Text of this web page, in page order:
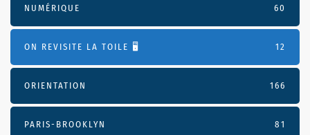
NUMÉRIQUE 60
ON REVISITE LA TOILE 🖥️ 12
ORIENTATION 166
PARIS-BROOKLYN 81